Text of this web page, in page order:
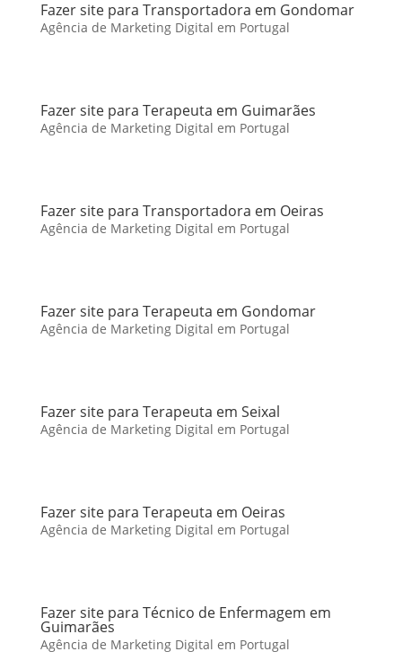
Fazer site para Transportadora em Gondomar
Agência de Marketing Digital em Portugal
Fazer site para Terapeuta em Guimarães
Agência de Marketing Digital em Portugal
Fazer site para Transportadora em Oeiras
Agência de Marketing Digital em Portugal
Fazer site para Terapeuta em Gondomar
Agência de Marketing Digital em Portugal
Fazer site para Terapeuta em Seixal
Agência de Marketing Digital em Portugal
Fazer site para Terapeuta em Oeiras
Agência de Marketing Digital em Portugal
Fazer site para Técnico de Enfermagem em
Guimarães
Agência de Marketing Digital em Portugal